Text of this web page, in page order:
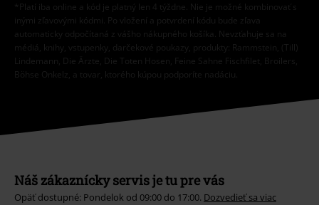
*Platí iba online a kód je platný len 4 týždne. Nie je možné kombinovať s
inými zľavovými kódmi. Po vložení a potvrdení kódu bude zľava
automaticky odpočítaná z vášho nákupného košíka. Nevzťahuje sa na
médiá, knihy, vstupenky, darčekové poukazy, produkty: Rammstein, (Till)
Lindemann, Die Ärzte, Die Toten Hosen, Feine Sahne Fischfilet, Broilers,
Böhse Onkelz, a tovar, ktorého kúpou podporíte nadáciu.
Náš zákaznícky servis je tu pre vás
Opäť dostupné: Pondelok od 09:00 do 17:00. Dozvedieť sa viac